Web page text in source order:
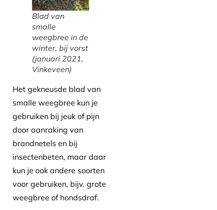
Blad van
smalle
weegbree in de
winter, bij vorst
(januari 2021,
Vinkeveen)
Het gekneusde blad van
smalle weegbree kun je
gebruiken bij jeuk of pijn
door aanraking van
brandnetels en bij
insectenbeten, maar daar
kun je ook andere soorten
voor gebruiken, bijv. grote
weegbree of hondsdraf.